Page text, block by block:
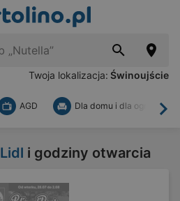
Twoja lokalizacja: Świnoujście
AGD Dla domu i dla ogrodu
Lidl i godziny otwarcia